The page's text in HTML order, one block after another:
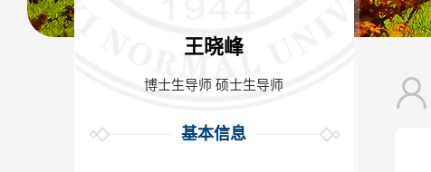
王晓峰
博士生导师 硕士生导师
基本信息